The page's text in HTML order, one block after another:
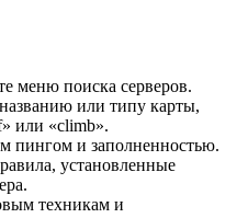
меню поиска серверов.
или типу карты,
или «climb».
пингом и заполненностью.
установленные
техникам и